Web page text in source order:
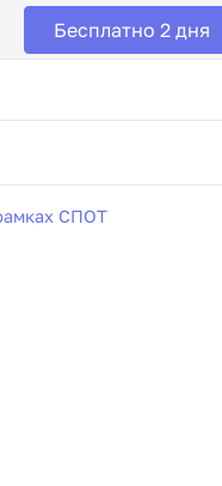
Бесплатно 2 дня
СПОТ